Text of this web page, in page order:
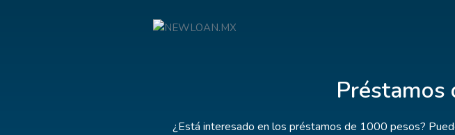
Préstamos
¿Está interesado en los préstamos de 1000 pesos?